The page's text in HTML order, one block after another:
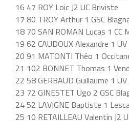
16 47 ROY Loic J2 UC Briviste
17 80 TROY Arthur 1 GSC
18 70 SAN ROMAN Lucas 1 CC
19 62 CAUDOUX Alexandre 1
20 91 MATONTI Théo 1
21 102 BONNET Thomas 1
22 58 GERBAUD Guillaume 1
23 72 GINESTET Ugo 2 GSC
24 52 LAVIGNE Baptiste 1
25 10 RETAILLEAU Valentin J2